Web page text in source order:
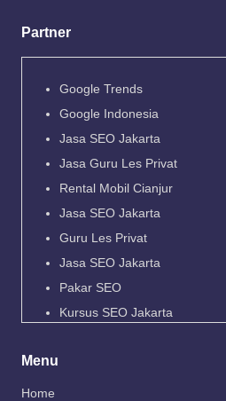
Partner
Google Trends
Google Indonesia
Jasa SEO Jakarta
Jasa Guru Les Privat
Rental Mobil Cianjur
Jasa SEO Jakarta
Guru Les Privat
Jasa SEO Jakarta
Pakar SEO
Kursus SEO Jakarta
Menu
Home